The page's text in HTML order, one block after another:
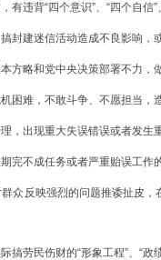
有违背“四个意识”、“四个自信
封建迷信活动造成不良影响
方略和党中央决策部署不力
困难，不敢斗争、不愿担当，
，出现重大失误错误或者发
完不成任务或者严重贻误工作
众反映强烈的问题推诿扯皮
搞劳民伤财的“形象工程”、“